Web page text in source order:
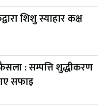
शिशु स्याहार कक्ष
: सम्पत्ति शुद्धीकरण
सफाइ